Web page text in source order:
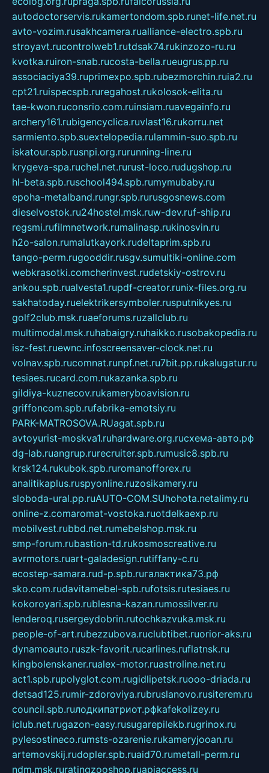
autodoctorservis.rukamertondom.spb.runet-life.net.ru
avto-vozim.rusakhcamera.rualliance-electro.spb.ru
stroyavt.rucontrolweb1.rutdsak74.rukinzozo-ru.ru
kvotka.ruiron-snab.rucosta-bella.rueugrus.pp.ru
associaciya39.ruprimexpo.spb.rubezmorchin.ruia2.ru
cpt21.ruispecspb.ruregahost.rukolosok-elita.ru
tae-kwon.ruconsrio.com.ruinsiam.ruavegainfo.ru
archery161.rubigencyclica.ruvlast16.rukorru.net
sarmiento.spb.suextelopedia.rulammin-suo.spb.ru
iskatour.spb.rusnpi.org.rurunning-line.ru
krygeva-spa.ruchel.net.rurust-loco.rudugshop.ru
hl-beta.spb.ruschool494.spb.rumymubaby.ru
epoha-metalband.rungr.spb.rurusgosnews.com
dieselvostok.ru24hostel.msk.ruw-dev.ruf-ship.ru
regsmi.rufilmnetwork.rumalinasp.rukinosvin.ru
h2o-salon.rumalutkayork.rudeltaprim.spb.ru
tango-perm.rugooddir.rusgv.sumultiki-online.com
webkrasotki.comcherinvest.rudetskiy-ostrov.ru
ankou.spb.rualvesta1.rupdf-creator.runix-files.org.ru
sakhatoday.ruelektrikersymboler.rusputnikyes.ru
golf2club.msk.ruaeforums.ruzallclub.ru
multimodal.msk.ruhabaigry.ruhaikko.rusobakopedia.ru
isz-fest.ruewnc.infoscreensaver-clock.net.ru
volnav.spb.rucomnat.runpf.net.ru7bit.pp.rukalugatur.ru
tesiaes.rucard.com.rukazanka.spb.ru
gildiya-kuznecov.rukameryboavision.ru
griffoncom.spb.rufabrika-emotsiy.ru
PARK-MATROSOVA.RUagat.spb.ru
avtoyurist-moskva1.ruhardware.org.ruсхема-авто.рф
dg-lab.ruangrup.rurecruiter.spb.rumusic8.spb.ru
krsk124.rukubok.spb.ruromanofforex.ru
analitikaplus.ruspyonline.ruzosikamery.ru
sloboda-ural.pp.ruAUTO-COM.SUhohota.netalimy.ru
online-z.comaromat-vostoka.ruotdelkaexp.ru
mobilvest.rubbd.net.rumebelshop.msk.ru
smp-forum.rubastion-td.rukosmoscreative.ru
avrmotors.ruart-galadesign.rutiffany-c.ru
ecostep-samara.rud-p.spb.ruгалактика73.рф
sko.com.rudavitamebel-spb.rufotsis.rutesiaes.ru
kokoroyari.spb.rublesna-kazan.rumossilver.ru
lenderoq.rusergeydobrin.rutochkazvuka.msk.ru
people-of-art.rubezzubova.ruclubtibet.ruorior-aks.ru
dynamoauto.ruszk-favorit.rucarlines.ruflatnsk.ru
kingbolenskaner.rualex-motor.ruastroline.net.ru
act1.spb.rupolyglot.com.rugidlipetsk.ruooo-driada.ru
detsad125.rumir-zdoroviya.rubruslanovo.rusiterem.ru
council.spb.ruлодкипатриот.рфkafekolizey.ru
iclub.net.rugazon-easy.rusugarepilekb.rugrinox.ru
pylesostineco.rumsts-ozarenie.rukameryjooan.ru
artemovskij.rudopler.spb.ruaid70.rumetall-perm.ru
ndm.msk.ruratingzooshop.ruapiaccess.ru